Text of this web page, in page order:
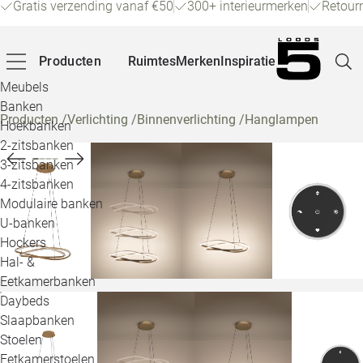
Gratis verzending vanaf €50 300+ interieurmerken
Producten
Meubels
Banken
Hoekbanken
2-zitsbanken
3-zitsbanken
4-zitsbanken
Modulaire banken
U-banken
Hockers
Hal- &
Eetkamerbanken
Daybeds
Slaapbanken
Stoelen
Eetkamerstoelen
RuimtesMerkenInspiratie
Producten/Verlichting /Binnenverlichting /Hanglampen